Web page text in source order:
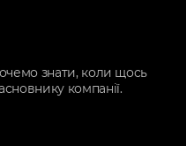
знати, коли щось
компанії.